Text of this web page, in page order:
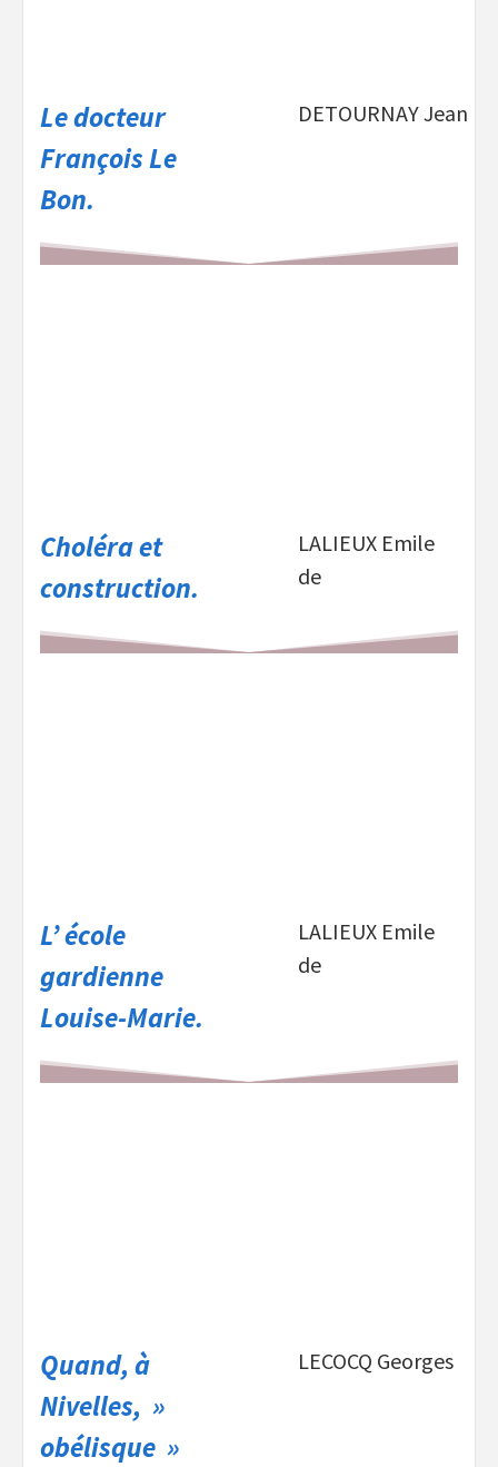
Le docteur
François Le
Bon.
DETOURNAY Jean
Choléra et
construction.
LALIEUX Emile
de
L’ école
gardienne
Louise-Marie.
LALIEUX Emile
de
Quand, à
Nivelles, »
obélisque »
LECOCQ Georges